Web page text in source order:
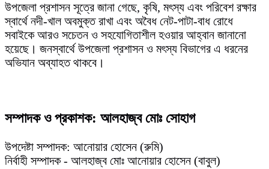
উপজেলা প্রশাসন সূত্রে জানা গেছে, কৃষি, মৎস্য এবং পরিবেশ রক্ষার
স্বার্থে নদী-খাল অবমুক্ত রাখা এবং অবৈধ নেট-পাটা-বাধ রোধে
সবাইকে আরও সচেতন ও সহযোগিতাশীল হওয়ার আহ্বান জানানো
হয়েছে। জনস্বার্থে উপজেলা প্রশাসন ও মৎস্য বিভাগের এ ধরনের
অভিযান অব্যাহত থাকবে।
সম্পাদক ও প্রকাশক: আলহাজ্ব মোঃ সোহাগ
উপদেষ্টা সম্পাদক: আনোয়ার হোসেন (রুমি)
নির্বাহী সম্পাদক - আলহাজ্ব মোঃ আনোয়ার হোসেন (বাবুল)